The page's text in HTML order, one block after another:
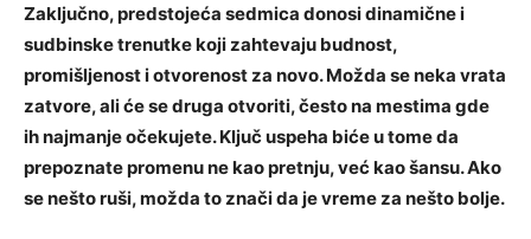
Zaključno, predstojeća sedmica donosi dinamične i
sudbinske trenutke koji zahtevaju budnost,
promišljenost i otvorenost za novo. Možda se neka vrata
zatvore, ali će se druga otvoriti, često na mestima gde
ih najmanje očekujete. Ključ uspeha biće u tome da
prepoznate promenu ne kao pretnju, već kao šansu. Ako
se nešto ruši, možda to znači da je vreme za nešto bolje.